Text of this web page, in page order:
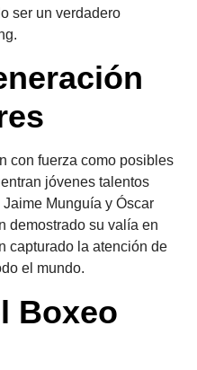
ser un verdadero
con fuerza como posibles
jóvenes talentos
Jaime Munguía y Óscar
demostrado su valía en
capturado la atención de
el mundo.
Boxeo